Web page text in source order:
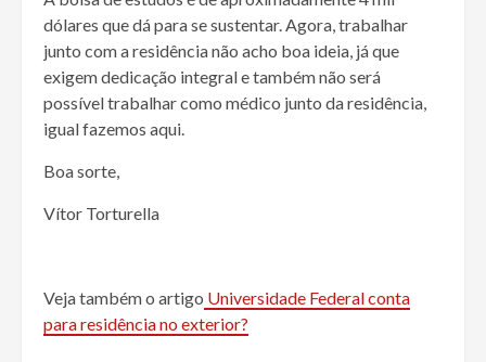
dólares que dá para se sustentar. Agora, trabalhar
junto com a residência não acho boa ideia, já que
exigem dedicação integral e também não será
possível trabalhar como médico junto da residência,
igual fazemos aqui.
Boa sorte,
Vítor Torturella
Veja também o artigo Universidade Federal conta
para residência no exterior?